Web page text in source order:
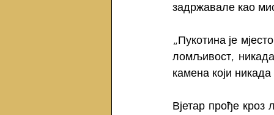
задржавале као
„Пукотина је
ломљивост,
камена који
Вјетар прође